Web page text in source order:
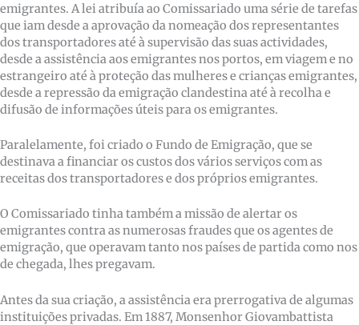
emigrantes. A lei atribuía ao Comissariado uma série de tarefas
que iam desde a aprovação da nomeação dos representantes
dos transportadores até à supervisão das suas actividades,
desde a assistência aos emigrantes nos portos, em viagem e no
estrangeiro até à proteção das mulheres e crianças emigrantes,
desde a repressão da emigração clandestina até à recolha e
difusão de informações úteis para os emigrantes.
Paralelamente, foi criado o Fundo de Emigração, que se
destinava a financiar os custos dos vários serviços com as
receitas dos transportadores e dos próprios emigrantes.
O Comissariado tinha também a missão de alertar os
emigrantes contra as numerosas fraudes que os agentes de
emigração, que operavam tanto nos países de partida como nos
de chegada, lhes pregavam.
Antes da sua criação, a assistência era prerrogativa de algumas
instituições privadas. Em 1887, Monsenhor Giovambattista